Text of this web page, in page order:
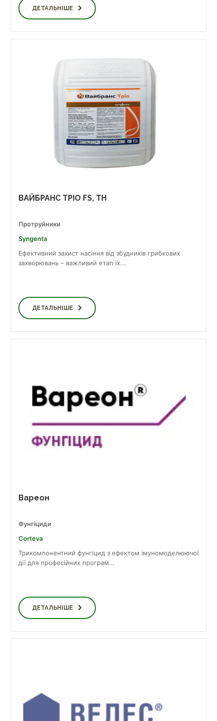
ДЕТАЛЬНІШЕ
ВАЙБРАНС ТРІО FS, TH
Протруйники
Syngenta
Ефективний захист насіння від збудників грибкових
захворювань – важливий етап їх...
ДЕТАЛЬНІШЕ
Вареон
Фунгіциди
Corteva
Трикомпонентний фунгіцид з ефектом імуномоделюючої
дії для професійних програм...
ДЕТАЛЬНІШЕ